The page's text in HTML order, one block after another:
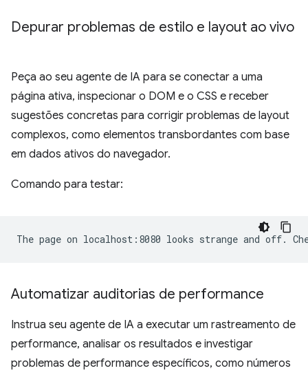
Depurar problemas de estilo e layout ao vivo
Peça ao seu agente de IA para se conectar a uma
página ativa, inspecionar o DOM e o CSS e receber
sugestões concretas para corrigir problemas de layout
complexos, como elementos transbordantes com base
em dados ativos do navegador.
Comando para testar:
Automatizar auditorias de performance
Instrua seu agente de IA a executar um rastreamento de
performance, analisar os resultados e investigar
problemas de performance específicos, como números